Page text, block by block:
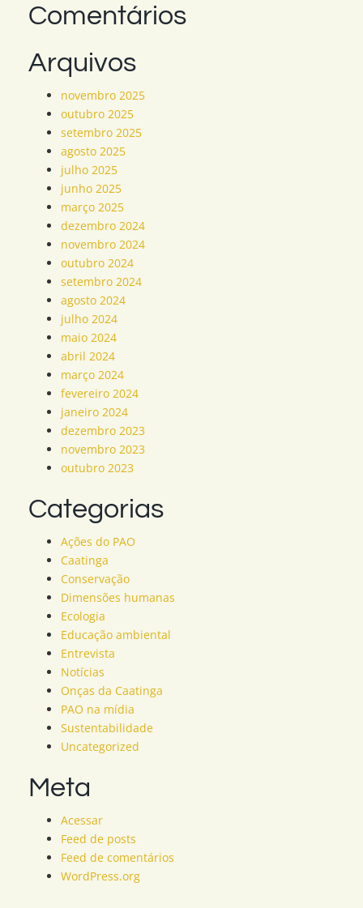
Comentários
Arquivos
novembro 2025
outubro 2025
setembro 2025
agosto 2025
julho 2025
junho 2025
março 2025
dezembro 2024
novembro 2024
outubro 2024
setembro 2024
agosto 2024
julho 2024
maio 2024
abril 2024
março 2024
fevereiro 2024
janeiro 2024
dezembro 2023
novembro 2023
outubro 2023
Categorias
Ações do PAO
Caatinga
Conservação
Dimensões humanas
Ecologia
Educação ambiental
Entrevista
Notícias
Onças da Caatinga
PAO na mídia
Sustentabilidade
Uncategorized
Meta
Acessar
Feed de posts
Feed de comentários
WordPress.org